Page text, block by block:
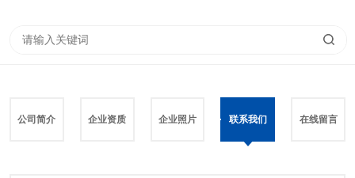
公司简介 企业资质 企业照片 联系我们 在线留言